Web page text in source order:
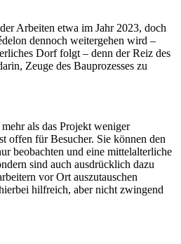
Arbeiten etwa im Jahr 2023, doch
dennoch weitergehen wird –
Dorf folgt – denn der Reiz des
Zeuge des Bauprozesses zu
als das Projekt weniger
offen für Besucher. Sie können den
beobachten und eine mittelalterliche
sind auch ausdrücklich dazu
vor Ort auszutauschen
hilfreich, aber nicht zwingend